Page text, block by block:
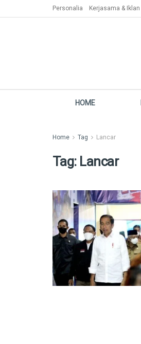
Personalia Kerjasama & Iklan
HOME
Home Tag Lancar
Tag: Lancar